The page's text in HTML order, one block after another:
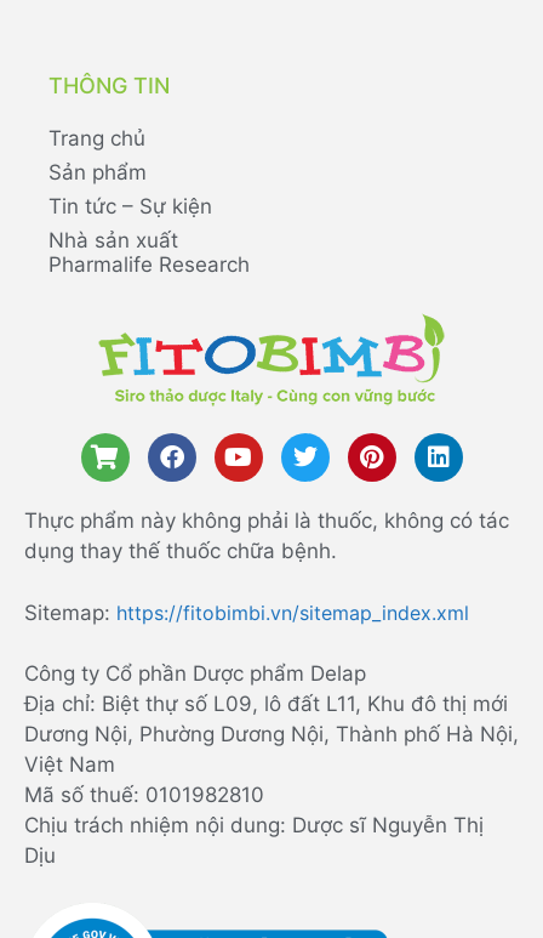
THÔNG TIN
Trang chủ
Sản phẩm
Tin tức – Sự kiện
Nhà sản xuất
Pharmalife Research
Thực phẩm này không phải là thuốc, không có tác
dụng thay thế thuốc chữa bệnh.
Sitemap: https://fitobimbi.vn/sitemap_index.xml
Công ty Cổ phần Dược phẩm Delap
Địa chỉ: Biệt thự số L09, lô đất L11, Khu đô thị mới
Dương Nội, Phường Dương Nội, Thành phố Hà Nội,
Việt Nam
Mã số thuế: 0101982810
Chịu trách nhiệm nội dung: Dược sĩ Nguyễn Thị
Dịu